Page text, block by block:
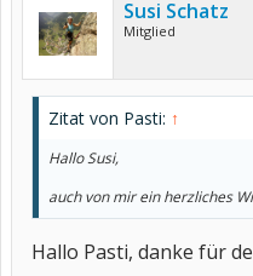
Susi Schatz
Mitglied
Zitat von Pasti: ↑
Hallo Susi,
auch von mir ein herzliches
Hallo Pasti, danke für